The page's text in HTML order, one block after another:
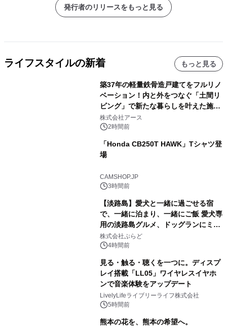
発行者のリリースをもっと見る
ライフスタイルの新着 もっと見る
築37年の軽量鉄骨造戸建てをフルリノ
ベーション！内と外をつなぐ「土間リ
ビング」で新たな暮らしを叶えた施工
事例を株式会社アースが公開
株式会社アース
2時間前
「Honda CB250T HAWK」Tシャツ登
場
CAMSHOP.JP
3時間前
【淡路島】愛犬と一緒に過ごせる宿
で、一緒に泊まり、一緒にご飯 愛犬専
用の淡路島グルメ、ドッグランにミニ
プール グランピングとトレーラーハウ
スの2施設で
株式会社ぷらど
4時間前
見る・触る・聴くを一つに。ディスプ
レイ搭載「LL05」ワイヤレスイヤホ
ンで音楽体験をアップデート
LivelyLifeライブリーライフ株式会社
5時間前
熊本の花を、熊本の希望へ。